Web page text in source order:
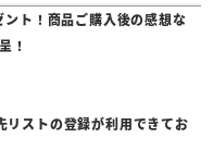
ト！商品ご購入後の感想な
！
リストの登録が利用できてお